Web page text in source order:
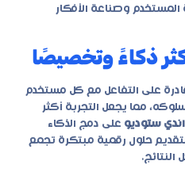
المستخدم وصناعة الأفكار
ذكاءً وتخصيصًا
على التفاعل مع كل مستخدم
مما يجعل التجربة أكثر
ستوديو على دمج الذكاء
حلول رقمية مبتكرة تجمع
النتائج.